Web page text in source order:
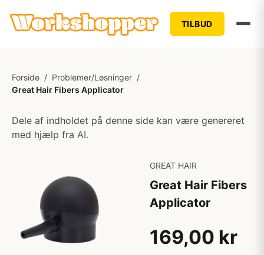
TILBUD
Forside / Problemer/Løsninger /
Great Hair Fibers Applicator
Dele af indholdet på denne side kan være genereret
med hjælp fra AI.
GREAT HAIR
Great Hair Fibers
Applicator
169,00 kr